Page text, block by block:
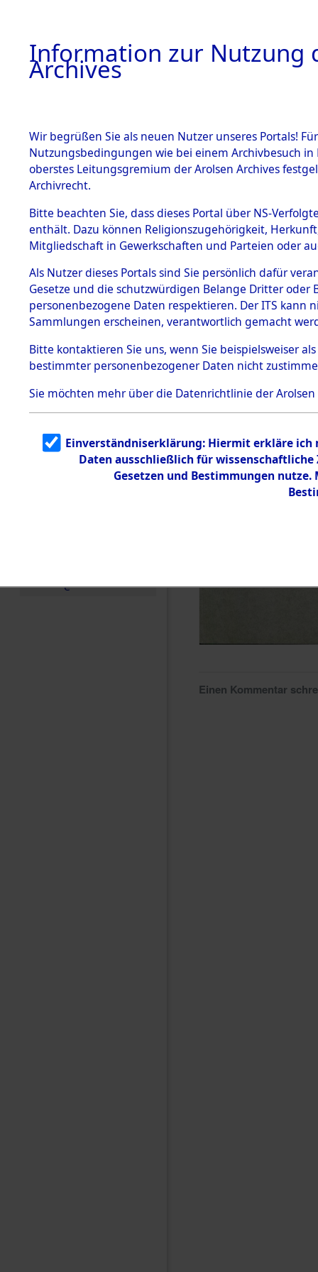
BESTÄNDE
1.
mente
5. Verschiedenes
5.3
Todesmärsche
5.3.1 Alliierte
Erhebungen
zu
Todesmärsch
en
5.3.2
g
5.3.3
Todesmärsch
e
0112
Einen Kommentar
Information zur Nutzung
Archives
Wir begrüßen Sie als neuen Nutzer unseres Portals!
Nutzungsbedingungen wie bei einem Archivbesuch
oberstes Leitungsgremium der Arolsen Archives
Archivrecht.
Bitte beachten Sie, dass dieses Portal über NS-
enthält. Dazu können Religionszugehörigkeit,
Mitgliedschaft in Gewerkschaften und Parteien oder
Als Nutzer dieses Portals sind Sie persönlich dafür
Gesetze und die schutzwürdigen Belange Dritter
personenbezogene Daten respektieren. Der ITS
Sammlungen erscheinen, verantwortlich gemacht
Bitte kontaktieren Sie uns, wenn Sie beispielsweiser
bestimmter personenbezogener Daten nicht
Sie möchten mehr über die Datenrichtlinie der Arolsen
Einverständniserklärung: Hiermit erkläre ich
Daten ausschließlich für
Gesetzen und Bestimmungen